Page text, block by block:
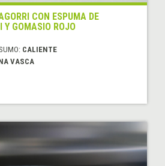
CON ESPUMA DE
GOMASIO ROJO
CALIENTE
VASCA